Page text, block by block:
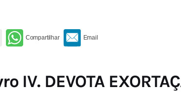
IV. DEVOTA